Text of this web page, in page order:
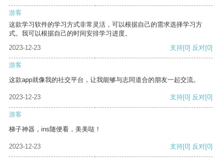
游客
这款学习软件的学习方式非常灵活，可以根据自己的需求选择学习方
式。我可以根据自己的时间安排学习进度。
2023-12-23
支持[0] 反对[0]
游客
这款app就像我的社交平台，让我能够与志同道合的朋友一起交流。
2023-12-23 支持[0] 反对[0]
游客
梯子神器，ins随便看，美美哒！
2023-12-23 支持[0] 反对[0]